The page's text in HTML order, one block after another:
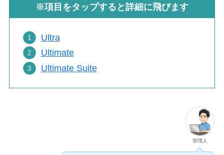
※項目をタップすると詳細に飛びます
Ultra
Ultimate
Ultimate Suite
管理人